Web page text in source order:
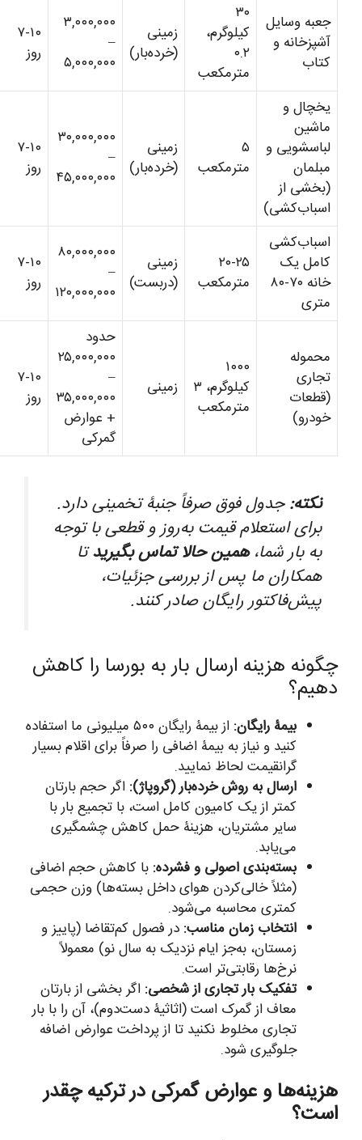
جعبه وسایل
آشپزخانه و
کتاب
۳۰
کیلوگرم،
۰.۲
مترمکعب
زمینی
(خرده‌بار)
۳,۰۰۰,۰۰۰
–
۵,۰۰۰,۰۰۰
۷-۱۰
روز
یخچال و
ماشین
لباسشویی و
مبلمان
(بخشی از
اسباب‌کشی)
۵
مترمکعب
زمینی
(خرده‌بار)
۳۰,۰۰۰,۰۰۰
–
۴۵,۰۰۰,۰۰۰
۷-۱۰
روز
اسباب‌کشی
کامل یک
خانه ۷۰-۸۰
متری
۲۰-۲۵
مترمکعب
زمینی
(دربست)
۸۰,۰۰۰,۰۰۰
–
۱۲۰,۰۰۰,۰۰۰
۷-۱۰
روز
محموله
تجاری
(قطعات
خودرو)
۱۰۰۰
کیلوگرم، ۳
مترمکعب
زمینی
حدود
۲۵,۰۰۰,۰۰۰
–
۳۵,۰۰۰,۰۰۰
+ عوارض
گمرکی
۷-۱۰
روز
نکته:جدول فوق صرفاً جنبۀ تخمینی دارد.
برای استعلام قیمت به‌روز و قطعی با توجه
به بار شما،همین حالا تماس بگیریدتا
همکاران ما پس از بررسی جزئیات،
پیش‌فاکتور رایگان صادر کنند.
چگونه هزینه ارسال بار به بورسا را کاهش
دهیم؟
بیمۀ رایگان:
از بیمۀ رایگان ۵۰۰ میلیونی ما استفاده
کنید و نیاز به بیمۀ اضافی را صرفاً برای اقلام بسیار
گرانقیمت لحاظ نمایید.
ارسال به روش خرده‌بار (گروپاژ):اگر حجم بارتان
کمتر از یک کامیون کامل است، با تجمیع بار با
سایر مشتریان، هزینۀ حمل کاهش چشمگیری
می‌یابد.
بسته‌بندی اصولی و فشرده:با کاهش حجم اضافی
(مثلاً خالی‌کردن هوای داخل بسته‌ها) وزن حجمی
کمتری محاسبه می‌شود.
انتخاب زمان مناسب:در فصول کم‌تقاضا (پاییز و
زمستان، به‌جز ایام نزدیک به سال نو) معمولاً
نرخ‌ها رقابتی‌تر است.
تفکیک بار تجاری از شخصی:اگر بخشی از بارتان
معاف از گمرک است (اثاثیۀ دست‌دوم)، آن را با بار
تجاری مخلوط نکنید تا از پرداخت عوارض اضافه
جلوگیری شود.
هزینه‌ها و عوارض گمرکی در ترکیه چقدر
است؟